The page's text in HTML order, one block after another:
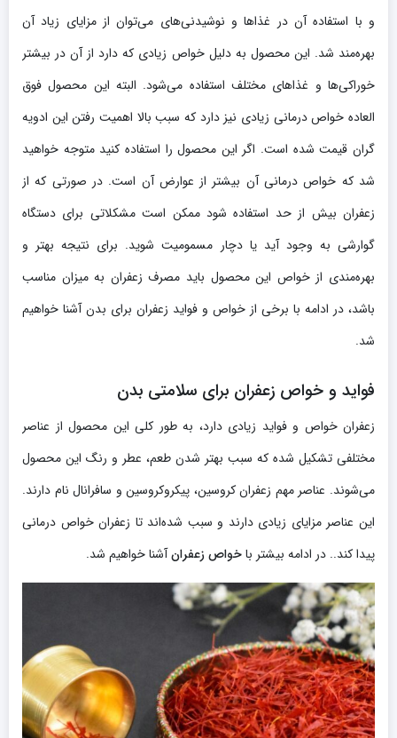
و با استفاده آن در غذاها و نوشیدنی‌های می‌توان از مزایای زیاد آن
بهره‌مند شد. این محصول به دلیل خواص زیادی که دارد از آن در بیشتر
خوراکی‌ها و غذاهای مختلف استفاده می‌شود. البته این محصول فوق
العاده خواص درمانی زیادی نیز دارد که سبب بالا اهمیت رفتن این ادویه
گران قیمت شده است. اگر این محصول را استفاده کنید متوجه خواهید
شد که خواص درمانی آن بیشتر از عوارض آن است. در صورتی که از
زعفران بیش از حد استفاده شود ممکن است مشکلاتی برای دستگاه
گوارشی به وجود آید یا دچار مسمومیت شوید. برای نتیجه بهتر و
بهره‌مندی از خواص این محصول باید مصرف زعفران به میزان مناسب
باشد، در ادامه با برخی از خواص و فواید زعفران برای بدن آشنا خواهیم
شد.
فواید و خواص زعفران برای سلامتی بدن
زعفران خواص و فواید زیادی دارد، به طور کلی این محصول از عناصر
مختلفی تشکیل شده که سبب بهتر شدن طعم، عطر و رنگ این محصول
می‌شوند. عناصر مهم زعفران کروسین، پیکروکروسین و سافرانال نام دارند.
این عناصر مزایای زیادی دارند و سبب شده‌اند تا زعفران خواص درمانی
پیدا کند.. در ادامه بیشتر باخواص زعفرانآشنا خواهیم شد.